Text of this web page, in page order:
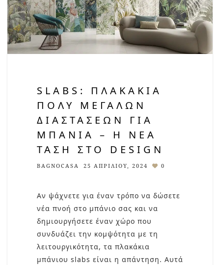
SLABS: ΠΛΑΚΆΚΙΑ
ΠΟΛΎ ΜΕΓΆΛΩΝ
ΔΙΑΣΤΆΣΕΩΝ ΓΙΑ
ΜΠΆΝΙΑ – Η ΝΈΑ
ΤΆΣΗ ΣΤΟ DESIGN
BAGNOCASA 25 ΑΠΡΙΛΊΟΥ, 2024 0
Αν ψάχνετε για έναν τρόπο να δώσετε
νέα πνοή στο μπάνιο σας και να
δημιουργήσετε έναν χώρο που
συνδυάζει την κομψότητα με τη
λειτουργικότητα, τα πλακάκια
μπάνιου slabs είναι η απάντηση. Αυτά